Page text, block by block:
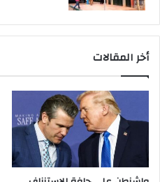
أخر المقالات